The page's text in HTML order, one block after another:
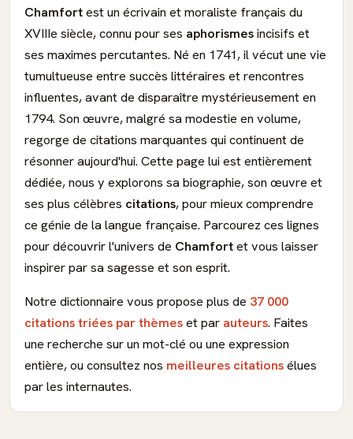
Chamfortest un écrivain et moraliste français du
XVIIIe siècle, connu pour ses aphorismesincisifs et
ses maximes percutantes. Né en 1741, il vécut une vie
tumultueuse entre succès littéraires et rencontres
influentes, avant de disparaître mystérieusement en
1794. Son œuvre, malgré sa modestie en volume,
regorge de citations marquantes qui continuent de
résonner aujourd'hui. Cette page lui est entièrement
dédiée, nous y explorons sa biographie, son œuvre et
ses plus célèbres citations, pour mieux comprendre
ce génie de la langue française. Parcourez ces lignes
pour découvrir l'univers de Chamfortet vous laisser
inspirer par sa sagesse et son esprit.
Notre dictionnaire vous propose plus de 37 000
citations triées par thèmeset par auteurs. Faites
une recherche sur un mot-clé ou une expression
entière, ou consultez nos meilleures citationsélues
par les internautes.